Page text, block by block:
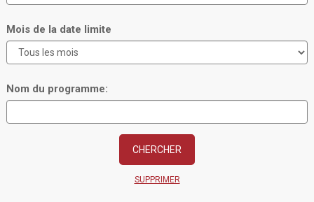
Mois de la date limite
Nom du programme:
SUPPRIMER